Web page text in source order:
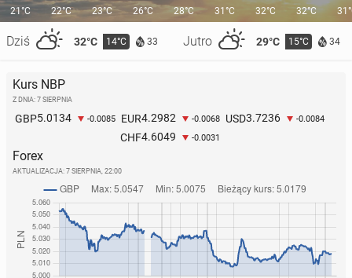
21°C
Dziś 32°C 14°C 33 Jutro 29°C 15°C 34
22°C 23°C 26°C 28°C 31°C 32°C 32°C
Kurs NBP
Z DNIA: 7 SIERPNIA
GBP5.0134 -0.0085 EUR4.2982 -0.0068 USD3.7236 -0.0084
CHF4.6049 -0.0031
Forex
AKTUALIZACJA: 7 SIERPNIA, 22:00